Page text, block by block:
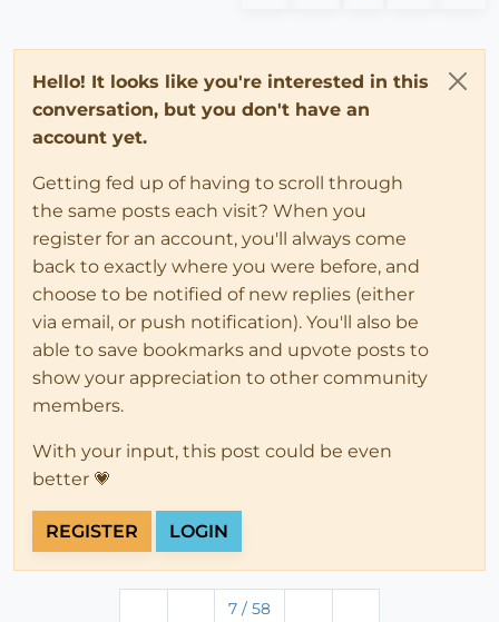
Hello! It looks like you're interested in this
conversation, but you don't have an
account yet.
Getting fed up of having to scroll through
the same posts each visit? When you
register for an account, you'll always come
back to exactly where you were before, and
choose to be notified of new replies (either
via email, or push notification). You'll also be
able to save bookmarks and upvote posts to
show your appreciation to other community
members.
With your input, this post could be even
better 💗
REGISTER LOGIN
7 / 58